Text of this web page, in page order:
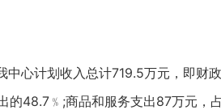
心计划收入总计719.5万元，即
48.7﹪;商品和服务支出87万元，